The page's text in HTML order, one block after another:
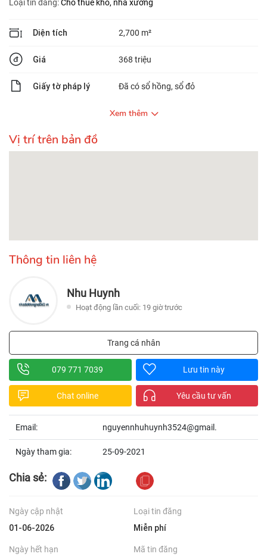
Loại tin đăng:Cho thuê kho, nhà xưởng
Diện tích 2,700 m²
Giá 368 triệu
Giấy tờ pháp lý Đã có sổ hồng, sổ đỏ
Xem thêm
Vị trí trên bản đồ
Thông tin liên hệ
Nhu Huynh
Hoạt động lần cuối: 19 giờ trước
Trang cá nhân
079 771 7039 Lưu tin này
Chat online Yêu cầu tư vấn
Email: nguyennhuhuynh3524@gmail.
Ngày tham gia: 25-09-2021
Chia sẻ:
Ngày cập nhật
01-06-2026
Loại tin đăng
Miễn phí
Ngày hết hạn Mã tin đăng